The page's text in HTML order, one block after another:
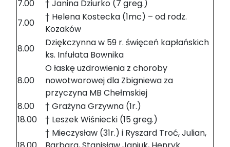
7.00
† Janina Dziurko (7 greg.)
7.00
† Helena Kostecka (1mc) – od rodz.
Kozaków
8.00
Dziękczynna w 59 r. święceń kapłańskich
ks. Infułata Bownika
8.00
O łaskę uzdrowienia z choroby
nowotworowej dla Zbigniewa za
przyczyna MB Chełmskiej
8.00
† Grażyna Grzywna (1r.)
18.00
† Leszek Wiśniecki (15 greg.)
† Mieczysław (31r.) i Ryszard Troć, Julian,